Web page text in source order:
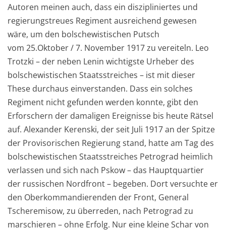
Autoren meinen auch, dass ein diszipliniertes und
regierungstreues Regiment ausreichend gewesen
wäre, um den bolschewistischen Putsch
vom 25.Oktober / 7. November 1917 zu vereiteln. Leo
Trotzki – der neben Lenin wichtigste Urheber des
bolschewistischen Staatsstreiches – ist mit dieser
These durchaus einverstanden. Dass ein solches
Regiment nicht gefunden werden konnte, gibt den
Erforschern der damaligen Ereignisse bis heute Rätsel
auf. Alexander Kerenski, der seit Juli 1917 an der Spitze
der Provisorischen Regierung stand, hatte am Tag des
bolschewistischen Staatsstreiches Petrograd heimlich
verlassen und sich nach Pskow – das Hauptquartier
der russischen Nordfront – begeben. Dort versuchte er
den Oberkommandierenden der Front, General
Tscheremisow, zu überreden, nach Petrograd zu
marschieren – ohne Erfolg. Nur eine kleine Schar von